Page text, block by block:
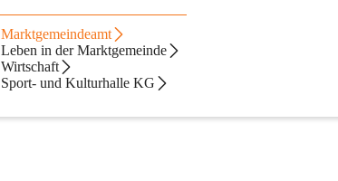
Marktgemeindeamt
Leben in der Marktgemeinde
Wirtschaft
Sport- und Kulturhalle KG